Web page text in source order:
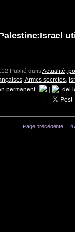
Publié dansActualité,
Armes secrètes,
permanent|
Page précédente